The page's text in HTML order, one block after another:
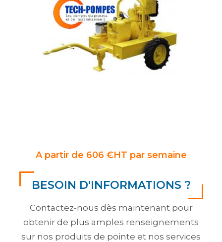
A partir de 606 €HT par semaine
BESOIN D'INFORMATIONS ?
Contactez-nous dès maintenant pour
obtenir de plus amples renseignements
sur nos produits de pointe et nos services